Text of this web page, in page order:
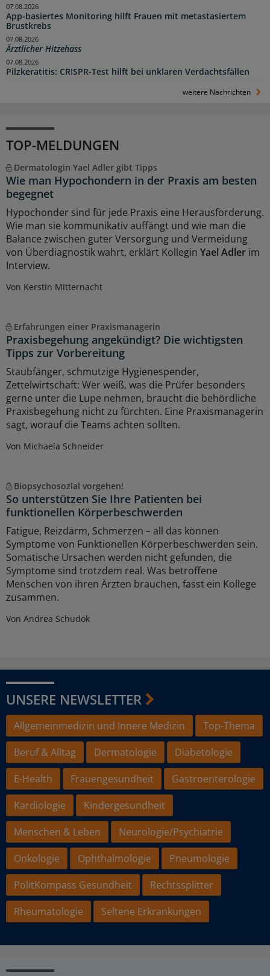
App-basiertes Monitoring hilft Frauen mit metastasiertem
Brustkrebs
07.08.2026
Ärztlicher Hitzehass
07.08.2026
Pilzkeratitis: CRISPR-Test hilft bei unklaren Verdachtsfällen
07.08.2026
weitere Nachrichten
TOP-MELDUNGEN
Dermatologin Yael Adler gibt Tipps
Wie man Hypochondern in der Praxis am besten
begegnet
Hypochonder sind für jede Praxis eine Herausforderung.
Wie man sie kommunikativ auffängt und wie man die
Balance zwischen guter Versorgung und Vermeidung
von Überdiagnostik wahrt, erklärt Kollegin Yael Adler im
Interview.
Von Kerstin Mitternacht
Erfahrungen einer Praxismanagerin
Praxisbegehung angekündigt? Die wichtigsten
Tipps zur Vorbereitung
Staubfänger, schmutzige Hygienespender,
Zettelwirtschaft: Wer weiß, was die Prüfer besonders
gerne unter die Lupe nehmen, braucht die behördliche
Praxisbegehung nicht zu fürchten. Eine Praxismanagerin
sagt, worauf die Teams achten sollten.
Von Michaela Schneider
Biopsychosozial vorgehen!
So unterstützen Sie Ihre Patienten bei
funktionellen Körperbeschwerden
Fatigue, Reizdarm, Schmerzen – all das können
Symptome von Funktionellen Körperbeschwerden sein.
Somatische Ursachen werden nicht gefunden, die
Symptome sind trotzdem real. Was betroffene
Menschen von ihren Ärzten brauchen, fasst ein Kollege
zusammen.
Von Andrea Schudok
UNSERE NEWSLETTER
Allgemeinmedizin und Innere Medizin
Top-Thema
Beruf & Alltag
Dermatologie
Diabetologie
E-Health
Frauengesundheit
Gastroenterologie
Kardiologie
Kindergesundheit
Menschen & Leben
Neurologie/Psychiatrie
Onkologie
Ophthalmologie
Pneumologie
PolitKompass Gesundheit
Rechtssplitter
Rheumatologie
Seltene Erkrankungen